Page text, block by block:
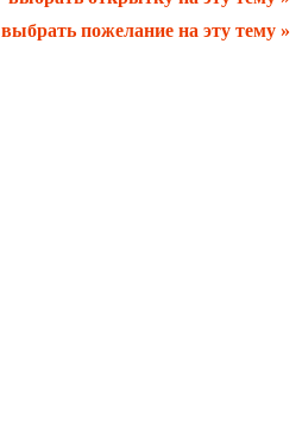
выбрать пожелание на эту тему »